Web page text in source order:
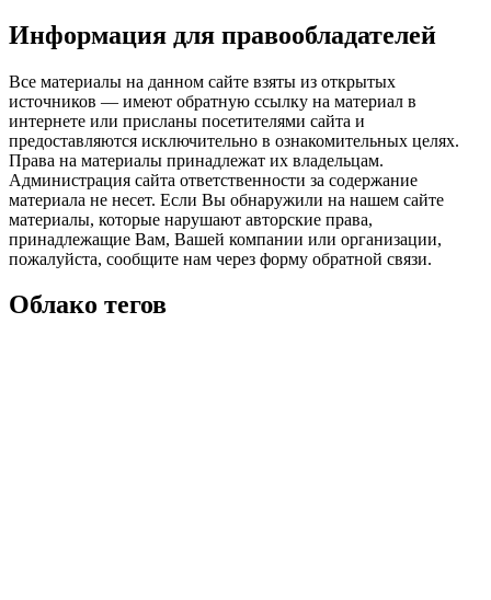
Информация для правообладателей
Все материалы на данном сайте взяты из открытых
источников — имеют обратную ссылку на материал в
интернете или присланы посетителями сайта и
предоставляются исключительно в ознакомительных целях.
Права на материалы принадлежат их владельцам.
Администрация сайта ответственности за содержание
материала не несет. Если Вы обнаружили на нашем сайте
материалы, которые нарушают авторские права,
принадлежащие Вам, Вашей компании или организации,
пожалуйста, сообщите нам через форму обратной связи.
Облако тегов